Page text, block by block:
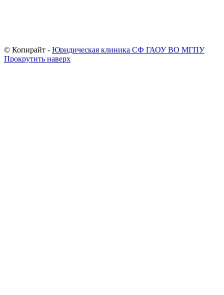
© Копирайт - Юридическая клиника СФ ГАОУ ВО МГПУ
Прокрутить наверх